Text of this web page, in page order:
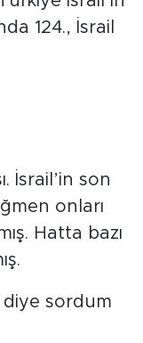
124., İsrail
İsrail’in son
onları
Hatta bazı
diye sordum